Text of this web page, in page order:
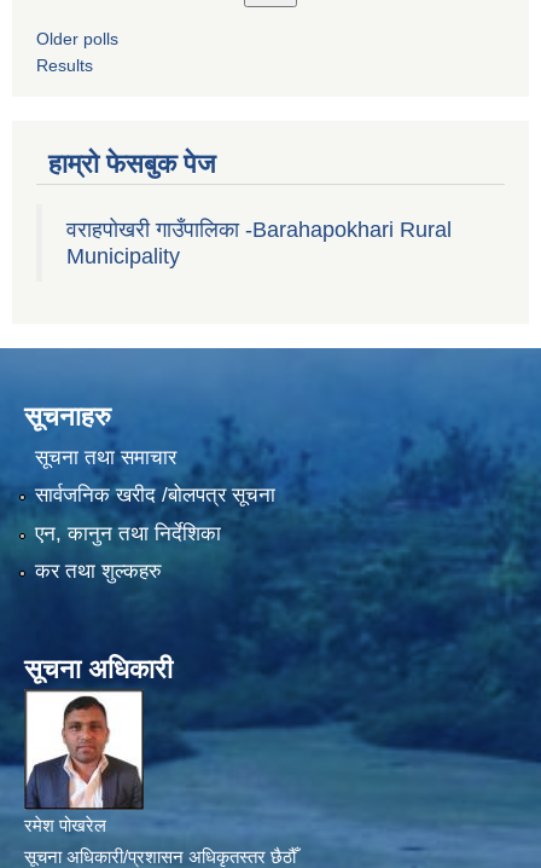
Older polls
Results
हाम्रो फेसबुक पेज
वराहपोखरी गाउँपालिका -Barahapokhari Rural
Municipality
सूचनाहरु
सूचना तथा समाचार
सार्वजनिक खरीद /बोलपत्र सूचना
एन, कानुन तथा निर्देशिका
कर तथा शुल्कहरु
सूचना अधिकारी
रमेश पोखरेल
सूचना अधिकारी/प्रशासन अधिकृतस्तर छैठौँ